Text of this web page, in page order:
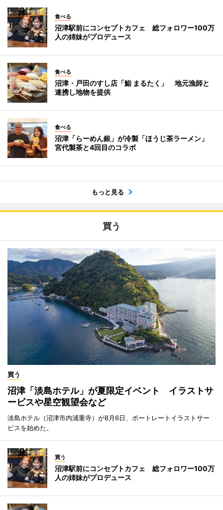
食べる
沼津駅前にコンセプトカフェ 総フォロワー100万
人の姉妹がプロデュース
食べる
沼津・戸田のすし店「鮨 まるたく」 地元漁師と
連携し地物を提供
食べる
沼津「らーめん銀」が冷製「ほうじ茶ラーメン」
宮代製茶と4回目のコラボ
もっと見る
買う
買う
沼津「淡島ホテル」が夏限定イベント イラストサ
ービスや星空観望会など
淡島ホテル（沼津市内浦重寺）が8月6日、ポートレートイラストサー
ビスを始めた。
買う
沼津駅前にコンセプトカフェ 総フォロワー100万
人の姉妹がプロデュース